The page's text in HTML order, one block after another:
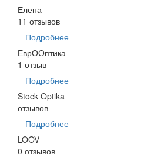
Елена
11 отзывов
Подробнее
ЕврООптика
1 отзыв
Подробнее
Stock Optika
отзывов
Подробнее
LOOV
0 отзывов